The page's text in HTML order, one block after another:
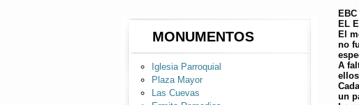
MONUMENTOS
Iglesia Parroquial
Plaza Mayor
Las Cuevas
EBC
EL
El
no
A
un